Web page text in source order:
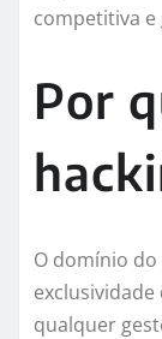
competitiva e
Por
O domínio
exclusividade
qualquer